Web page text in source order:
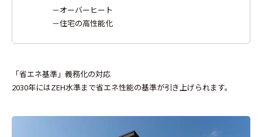
オーバーヒート
住宅の高性能化
「省エネ基準」義務化の対応
2030年にはZEH水準まで省エネ性能の基準が引き上げられます。